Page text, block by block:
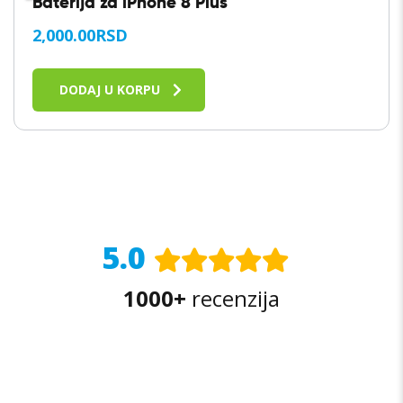
Baterija za iPhone 8 Plus
2,000.00RSD
DODAJ U KORPU
5.0
1000+ recenzija